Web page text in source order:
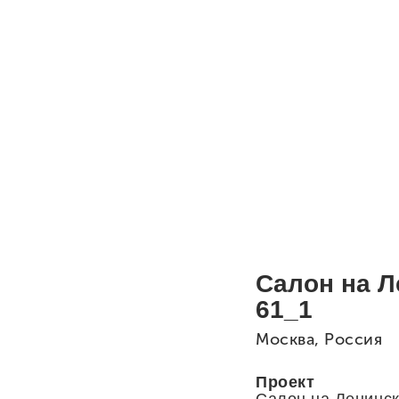
Салон на
61_1
Москва, Россия
Проект